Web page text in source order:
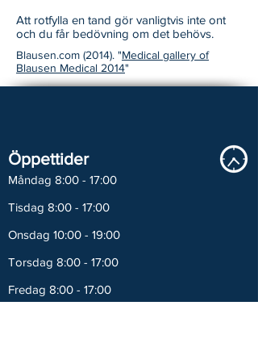
Att rotfylla en tand gör vanligtvis inte ont
och du får bedövning om det behövs.
Blausen.com (2014). "Medical gallery of
Blausen Medical 2014"
Öppettider
Måndag 8:00 - 17:00
Tisdag 8:00 - 17:00
Onsdag 10:00 - 19:00
Torsdag 8:00 - 17:00
Fredag 8:00 - 17:00